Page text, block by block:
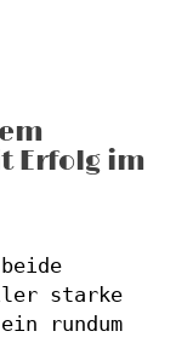
Erfolg im
starke
rundum